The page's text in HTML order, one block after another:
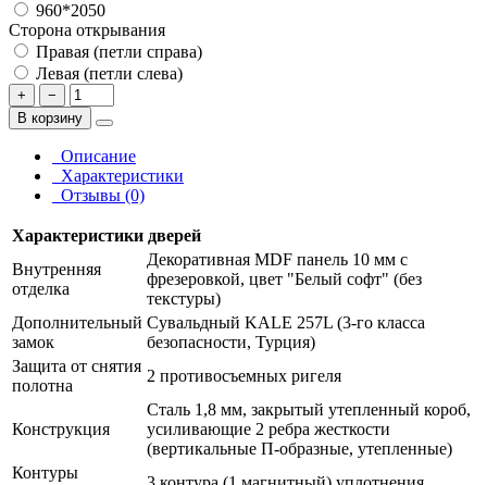
960*2050
Сторона открывания
Правая (петли справа)
Левая (петли слева)
+
−
В корзину
Описание
Характеристики
Отзывы (0)
Характеристики дверей
Внутренняя
отделка
Декоративная MDF панель 10 мм с
фрезеровкой, цвет "Белый софт" (без
текстуры)
Дополнительный
замок
Сувальдный KALE 257L (3-го класса
безопасности, Турция)
Защита от снятия
полотна
2 противосъемных ригеля
Конструкция
Сталь 1,8 мм, закрытый утепленный короб,
усиливающие 2 ребра жесткости
(вертикальные П-образные, утепленные)
Контуры